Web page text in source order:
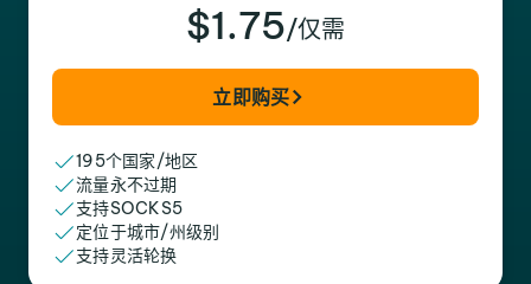
$1.75/仅需
立即购买
195个国家/地区
流量永不过期
支持SOCKS5
定位于城市/州级别
支持灵活轮换